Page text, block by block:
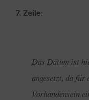
7. Zeile:
Das Datum ist
angesetzt, da für
Vorhandensein